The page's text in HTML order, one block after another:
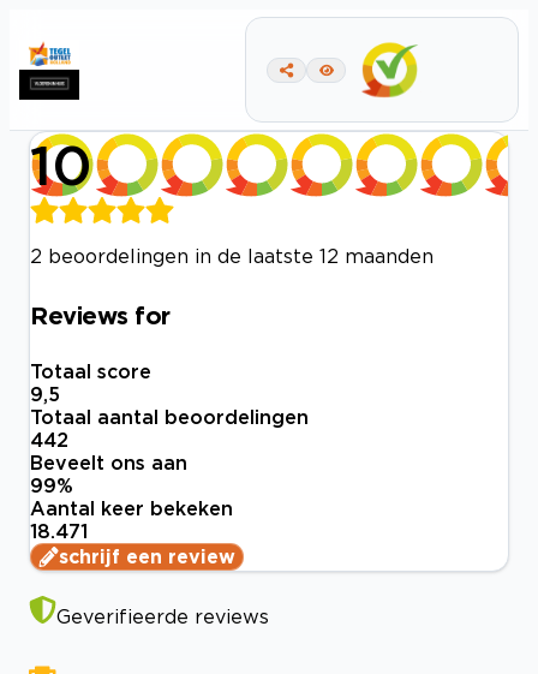
10
2 beoordelingen in de laatste 12 maanden
Reviews for
Totaal score
9,5
Totaal aantal beoordelingen
442
Beveelt ons aan
99%
Aantal keer bekeken
18.471
schrijf een review
Geverifieerde reviews